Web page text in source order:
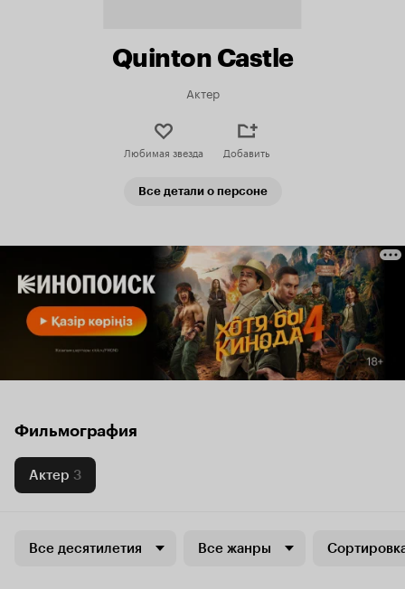
Quinton Castle
Актер
Любимая звезда Добавить
Все детали о персоне
Фильмография
Актер 3
Все десятилетия Все жанры